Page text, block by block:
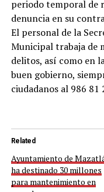
periodo temporal de
denuncia en su
El personal de la
Municipal trabaja de
delitos, así como en
buen gobierno,
ciudadanos al 986 81
Related
Ayuntamiento de
ha destinado 30 millones
para mantenimiento en